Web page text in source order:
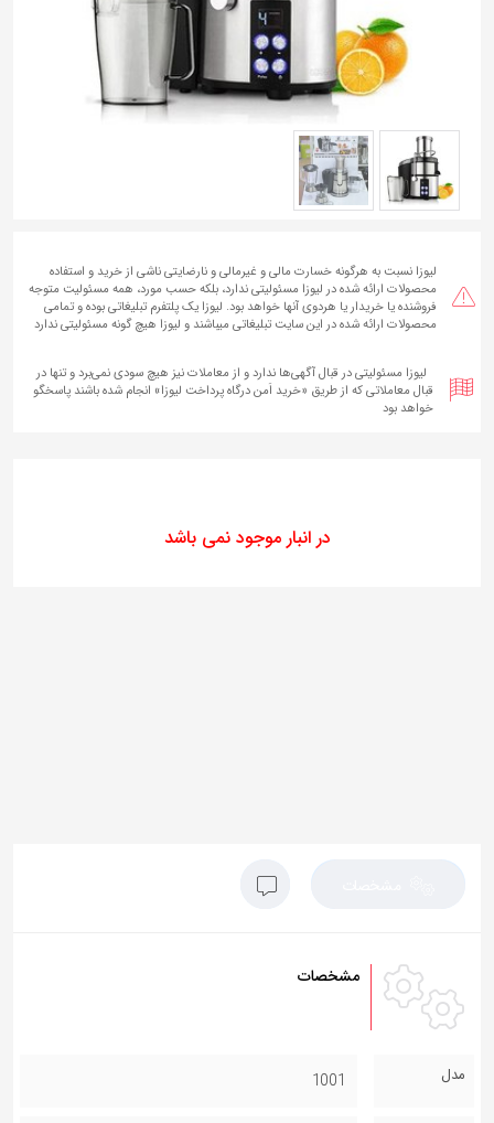
لیوزا نسبت به هرگونه خسارت مالی و غیرمالی و نارضایتی ناشی از خرید و استفاده
محصولات ارائه شده در لیوزا مسئولیتی ندارد، بلکه حسب مورد، همه مسئولیت متوجه
فروشنده یا خریدار یا هردوی آنها خواهد بود. لیوزا یک پلتفرم تبلیغاتی بوده و تمامی
محصولات ارائه شده در این سایت تبلیغاتی میباشند و لیوزا هیچ گونه مسئولیتی ندارد
لیوزا مسئولیتی در قبال آگهی‌ها ندارد و از معاملات نیز هیچ سودی نمی‌برد و تنها در
قبال معاملاتی که از طریق «خرید اَمن درگاه پرداخت لیوزا» انجام شده‌ باشند پاسخگو
خواهد بود
در انبار موجود نمی باشد
مشخصات
مدل 1001